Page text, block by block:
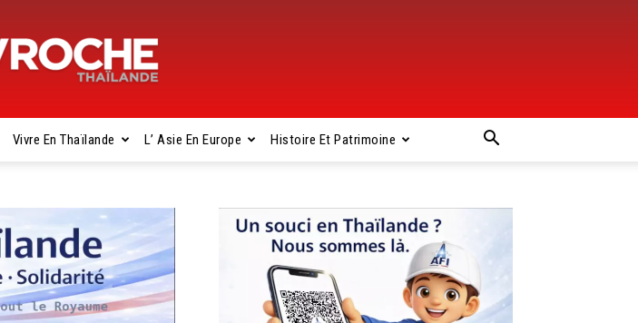
Gavroche
Thaïlande
Vivre En Thaïlande L’ Asie En Europe Histoire Et Patrimoine